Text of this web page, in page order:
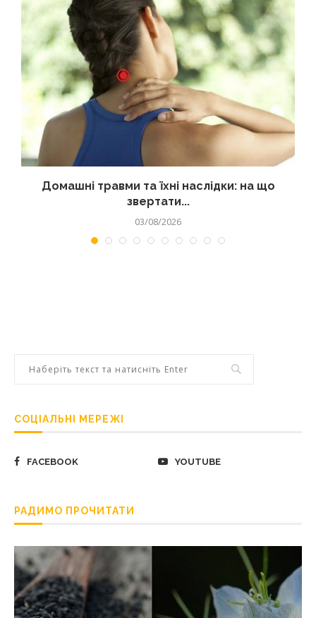
Домашні травми та їхні наслідки: на що
звертати...
03/08/2026
СОЦІАЛЬНІ МЕРЕЖІ
FACEBOOK YOUTUBE
РАДИМО ПРОЧИТАТИ